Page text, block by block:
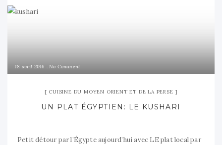
18 avril 2016 No Comment
CUISINE DU MOYEN ORIENT ET DE LA PERSE
UN PLAT ÉGYPTIEN: LE KUSHARI
Petit détour par l’Égypte aujourd’hui avec LE plat local par